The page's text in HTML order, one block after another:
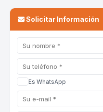
Solicitar Información
Es WhatsApp